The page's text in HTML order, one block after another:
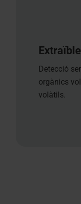
Detecció
orgànics
volàtils.